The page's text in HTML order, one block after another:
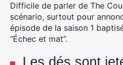
Difficile de parler de The
scénario, surtout pour
épisode de la saison 1
“Échec et mat”.
Les dés sont